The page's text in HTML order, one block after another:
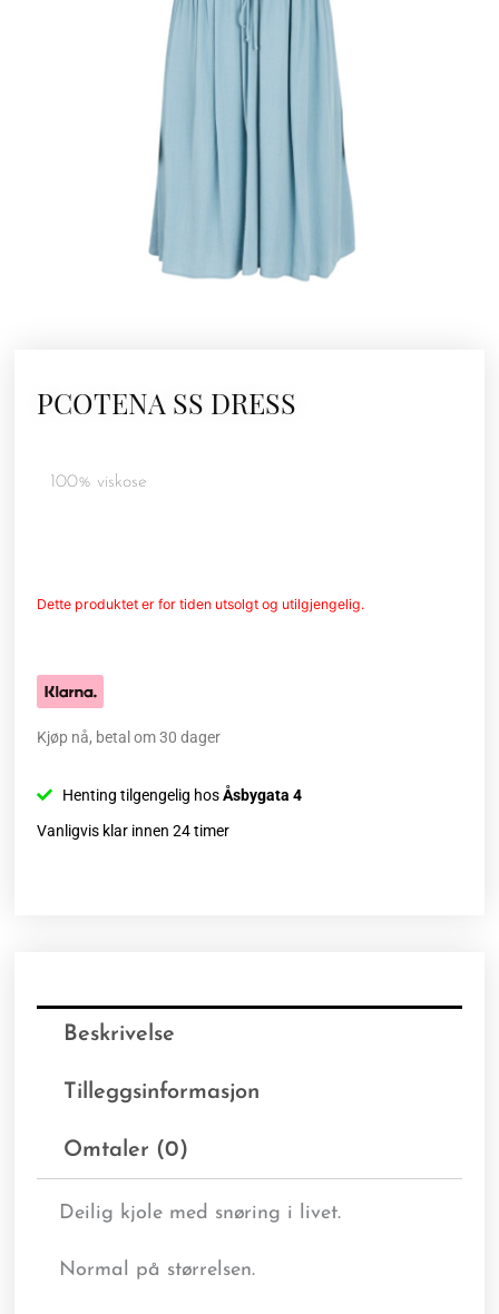
PCOTENA SS DRESS
100% viskose
Dette produktet er for tiden utsolgt og utilgjengelig.
Kjøp nå, betal om 30 dager
Henting tilgengelig hosÅsbygata 4
Vanligvis klar innen 24 timer
Beskrivelse
Tilleggsinformasjon
Omtaler (0)
Deilig kjole med snøring i livet.
Normal på størrelsen.